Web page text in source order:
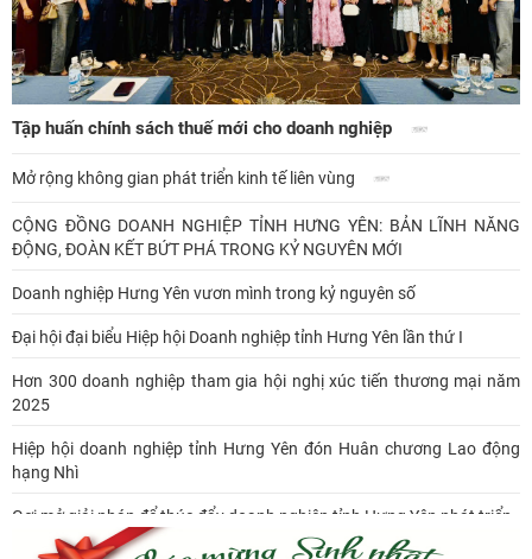
Tập huấn chính sách thuế mới cho doanh nghiệp
Mở rộng không gian phát triển kinh tế liên vùng
CỘNG ĐỒNG DOANH NGHIỆP TỈNH HƯNG YÊN: BẢN LĨNH NĂNG
ĐỘNG, ĐOÀN KẾT BỨT PHÁ TRONG KỶ NGUYÊN MỚI
Doanh nghiệp Hưng Yên vươn mình trong kỷ nguyên số
Đại hội đại biểu Hiệp hội Doanh nghiệp tỉnh Hưng Yên lần thứ I
Hơn 300 doanh nghiệp tham gia hội nghị xúc tiến thương mại năm
2025
Hiệp hội doanh nghiệp tỉnh Hưng Yên đón Huân chương Lao động
hạng Nhì
Gợi mở giải pháp để thúc đẩy doanh nghiệp tỉnh Hưng Yên phát triển